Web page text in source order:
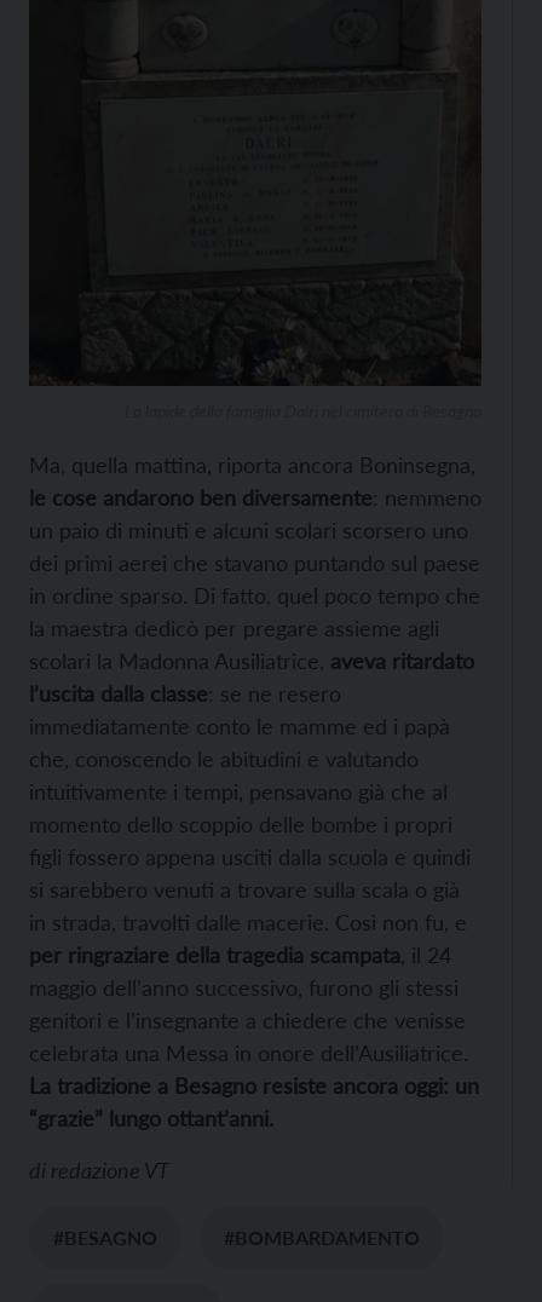
Ma, quella mattina, riporta ancora Boninsegna,
le cose andarono ben diversamente: nemmeno
un paio di minuti e alcuni scolari scorsero uno
dei primi aerei che stavano puntando sul paese
in ordine sparso. Di fatto, quel poco tempo che
la maestra dedicò per pregare assieme agli
scolari la Madonna Ausiliatrice, aveva ritardato
l’uscita dalla classe: se ne resero
immediatamente conto le mamme ed i papà
che, conoscendo le abitudini e valutando
intuitivamente i tempi, pensavano già che al
momento dello scoppio delle bombe i propri
figli fossero appena usciti dalla scuola e quindi
si sarebbero venuti a trovare sulla scala o già
in strada, travolti dalle macerie. Così non fu, e
per ringraziare della tragedia scampata , il 24
maggio dell’anno successivo, furono gli stessi
genitori e l’insegnante a chiedere che venisse
celebrata una Messa in onore dell’Ausiliatrice.
La tradizione a Besagno resiste ancora oggi: un
“grazie” lungo ottant’anni.
di redazione VT
#BESAGNO #BOMBARDAMENTO